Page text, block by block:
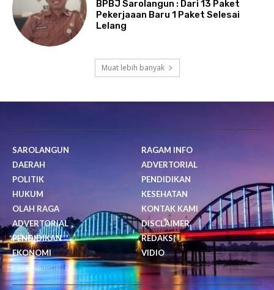
BPBJ Sarolangun : Dari 13 Paket
Pekerjaaan Baru 1 Paket Selesai
Lelang
Muat lebih banyak
SAROLANGUN
DAERAH
POLITIK
HUKUM
OLAH RAGA
ADVERTORIAL
PENDIDIKAN
EKONOMI
RAGAM INFO
ADVERTORIAL
PENDIDIKAN
KESEHATAN
KONTAK KAMI
DISCLAIMER
REDAKSI
VIDIO